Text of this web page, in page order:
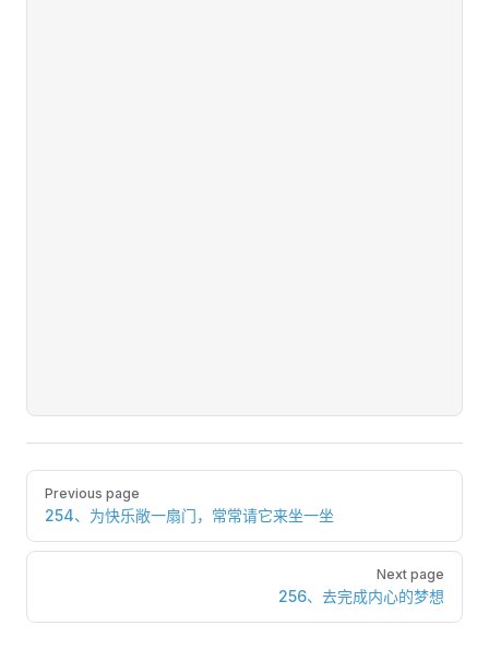
Pager
Previous page
254、为快乐敞一扇门，常常请它来坐一坐
Next page
256、去完成内心的梦想